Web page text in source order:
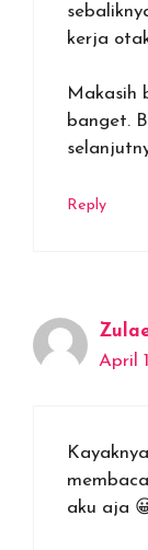
kerja
Makasih
banget.
Reply
April
aku aja